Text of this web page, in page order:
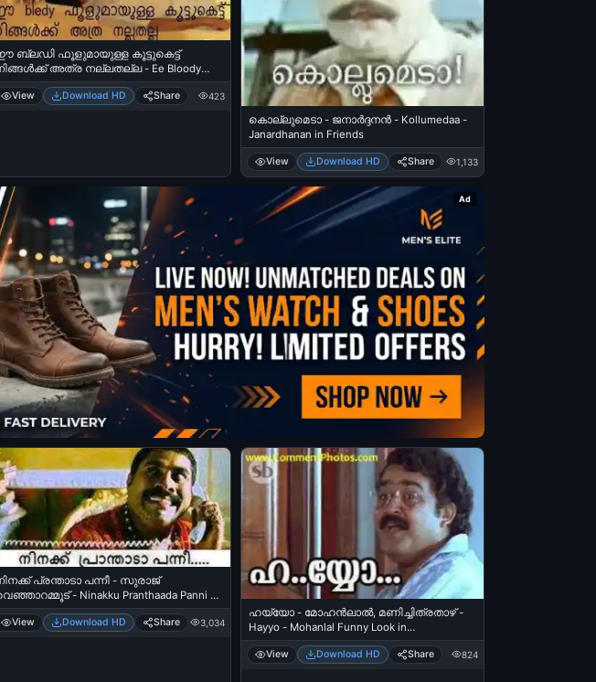
ബ്ലഡി ഫൂളുമായുള്ള കൂട്ടുകെട്ട്
അത്ര നല്ലതല്ല - Ee Bloody
Koottukettu Ningalkku Athra
Nallathalla - ശ്രീനിവാസന്‍ - Sreenivasan -
View Download HD Share 423
കൊല്ലുമെടാ - ജനാര്‍ദ്ദനന്‍ - Kollumedaa -
Janardhanan in Friends
View Download HD Share 1,133
Ad
പ്രന്താടാ പന്നീ - സുരാജ്
- Ninakku Pranthaada Panni -
Venjarammoodu
View Download HD Share 3,034
ഹയ്യോ - മോഹന്‍ലാല്‍, മണിച്ചിത്രതാഴ് -
Hayyo - Mohanlal Funny Look in
Manichithrathaazhu
View Download HD Share 824